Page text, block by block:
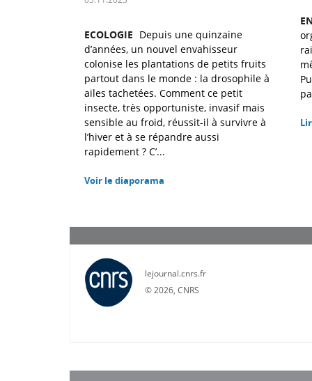
ECOLOGIE Depuis une quinzaine
d’années, un nouvel envahisseur
colonise les plantations de petits fruits
partout dans le monde : la drosophile à
ailes tachetées. Comment ce petit
insecte, très opportuniste, invasif mais
sensible au froid, réussit-il à survivre à
l’hiver et à se répandre aussi
rapidement ? C’...
Voir le diaporama
lejournal.cnrs.fr
©2026, CNRS